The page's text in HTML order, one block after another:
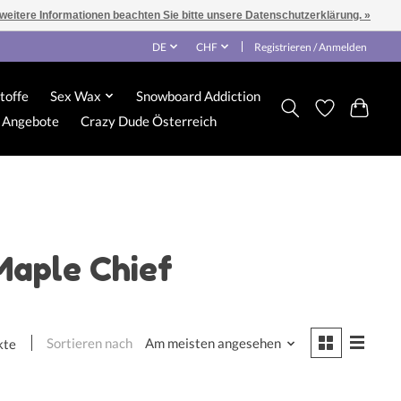
DE CHF Registrieren / Anmelden
Sex Wax
Snowboard Addiction
Angebote Crazy Dude Österreich
Chief
Sortieren nach Am meisten angesehen
Informationen beachten Sie bitte unsere Datenschutzerklärung. »